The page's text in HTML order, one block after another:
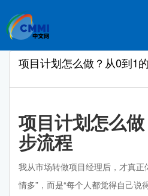
项目计划怎么做？从0到1
项目计划怎么
步流程
我从市场转做项目经理后，才真正
情多”，而是“每个人都觉得自己说